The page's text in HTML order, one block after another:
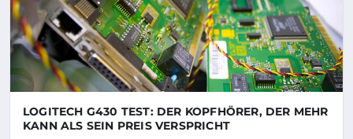
LOGITECH G430 TEST: DER KOPFHÖRER, DER MEHR
KANN ALS SEIN PREIS VERSPRICHT